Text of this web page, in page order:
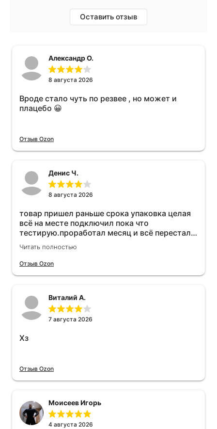
Оставить отзыв
Александр О.
8 августа 2026
Вроде стало чуть по резвее , но может и
плацебо 😀
Отзыв Ozon
Денис Ч.
8 августа 2026
товар пришел раньше срока упаковка целая
всё на месте подключил пока что
тестирую.проработал месяц и всё перестал
работать прибавился расход топлива , очень
жаль деньги на ветер
Читать полностью
Отзыв Ozon
Виталий А.
7 августа 2026
Хз
Отзыв Ozon
Моисеев Игорь
4 августа 2026